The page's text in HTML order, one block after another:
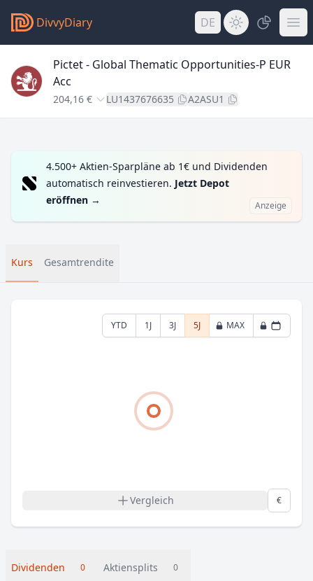
DivvyDiary DE
Pictet - Global Thematic Opportunities-P EUR
Acc
204,16 € LU1437676635 A2ASU1
4.500+ Aktien-Sparpläne ab 1€ und Dividenden
automatisch reinvestieren. Jetzt Depot
eröffnen → Anzeige
Kurs Gesamtrendite
YTD 1J 3J 5J MAX
Vergleich €
Dividenden 0 Aktiensplits 0